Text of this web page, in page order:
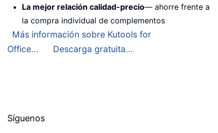
La mejor relación calidad-precio— ahorre frente a
la compra individual de complementos
Más información sobre Kutools for
Office...
Descarga gratuita...
Síguenos